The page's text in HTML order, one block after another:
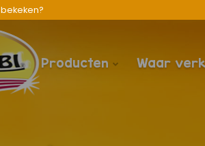
Producten Waar